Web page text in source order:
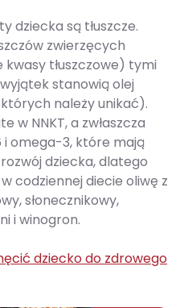
dziecka są tłuszcze.
zwierzęcych
tłuszczowe) tymi
stanowią olej
należy unikać).
w NNKT, a zwłaszcza
omega-3, które mają
dziecka, dlatego
codziennej diecie oliwę z
słonecznikowy,
i winogron.
dziecko do zdrowego